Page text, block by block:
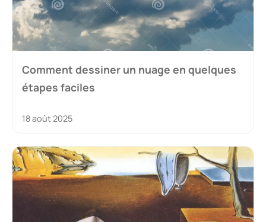
Comment dessiner un nuage en quelques
étapes faciles
18 août 2025